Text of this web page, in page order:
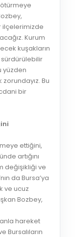
ilçelerimizde
Kurum
kuşakların
yüzden
Bu
bir
ettiğini,
artığını
değişikliği ve
da Bursa’ya
ve ucuz
Bozbey,
hareket
Bursalıların